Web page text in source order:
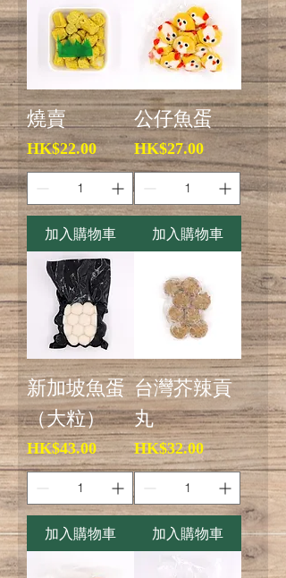
燒賣
價格
HK$22.00
加入購物車
公仔魚蛋
價格
HK$27.00
加入購物車
新加坡魚蛋
（大粒）
價格
HK$43.00
加入購物車
台灣芥辣貢
丸
價格
HK$32.00
加入購物車